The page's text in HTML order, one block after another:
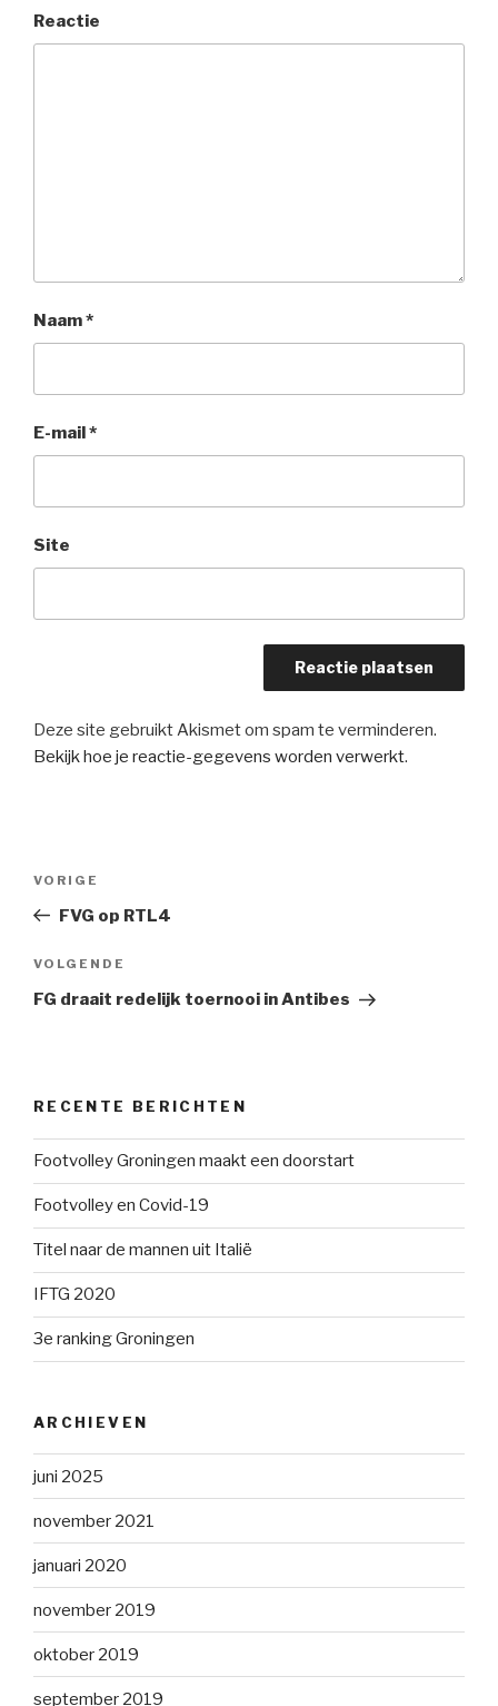
Reactie
Naam*
E-mail*
Site
Deze site gebruikt Akismet om spam te verminderen.
Bekijk hoe je reactie-gegevens worden verwerkt.
Vorig
bericht
VORIGE
FVG op RTL4
Volgend
bericht
VOLGENDE
FG draait redelijk toernooi in Antibes
RECENTE BERICHTEN
Footvolley Groningen maakt een doorstart
Footvolley en Covid-19
Titel naar de mannen uit Italië
IFTG 2020
3e ranking Groningen
ARCHIEVEN
juni 2025
november 2021
januari 2020
november 2019
oktober 2019
september 2019